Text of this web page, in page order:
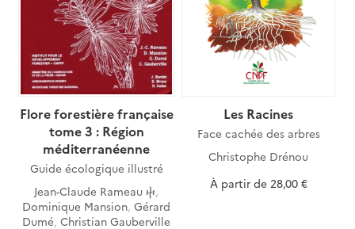
Flore forestière française
tome 3 : Région
méditerranéenne
Guide écologique illustré
Jean-Claude Rameau ⴕ,
Dominique Mansion,Gérard
Dumé,Christian Gauberville
Les Racines
Face cachée des arbres
Christophe Drénou
À partir de 28,00 €